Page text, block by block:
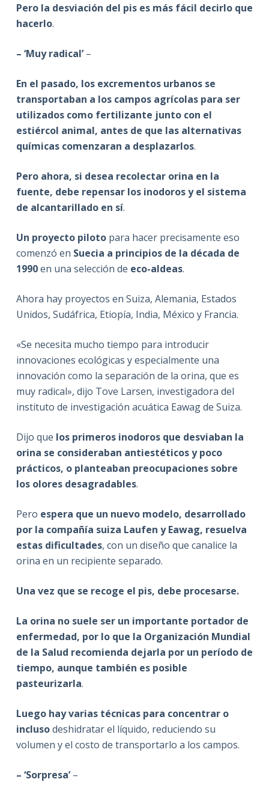
Pero la desviación del pis es más fácil decirlo que
hacerlo.
– ‘Muy radical’–
En el pasado, los excrementos urbanos se
transportaban a los campos agrícolas para ser
utilizados como fertilizante junto con el
estiércol animal, antes de que las alternativas
químicas comenzaran a desplazarlos.
Pero ahora, si desea recolectar orina en la
fuente, debe repensar los inodoros y el sistema
de alcantarillado en sí.
Un proyecto pilotopara hacer precisamente eso
comenzó en Suecia a principios de la década de
1990en una selección de eco-aldeas.
Ahora hay proyectos en Suiza, Alemania, Estados
Unidos, Sudáfrica, Etiopía, India, México y Francia.
«Se necesita mucho tiempo para introducir
innovaciones ecológicas y especialmente una
innovación como la separación de la orina, que es
muy radical», dijo Tove Larsen, investigadora del
instituto de investigación acuática Eawag de Suiza.
Dijo que los primeros inodoros que desviaban la
orina se consideraban antiestéticos y poco
prácticos, o planteaban preocupaciones sobre
los olores desagradables.
Pero espera que un nuevo modelo, desarrollado
por la compañía suiza Laufen y Eawag, resuelva
estas dificultades, con un diseño que canalice la
orina en un recipiente separado.
Una vez que se recoge el pis, debe procesarse.
La orina no suele ser un importante portador de
enfermedad, por lo que la Organización Mundial
de la Salud recomienda dejarla por un período de
tiempo, aunque también es posible
pasteurizarla.
Luego hay varias técnicas para concentrar o
inclusodeshidratar el líquido, reduciendo su
volumen y el costo de transportarlo a los campos.
– ‘Sorpresa’–